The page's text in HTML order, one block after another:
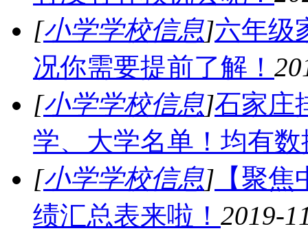
[小学学校信息]六年级
况你需要提前了解！
[小学学校信息]石家庄
学、大学名单！均有
[小学学校信息] 【聚
绩汇总表来啦！ 2019-